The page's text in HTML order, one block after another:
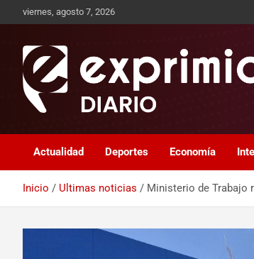
viernes, agosto 7, 2026
Exprimidor media
Actualidad Deportes Economía
Inicio Ultimas noticias Ministerio de Trabajo